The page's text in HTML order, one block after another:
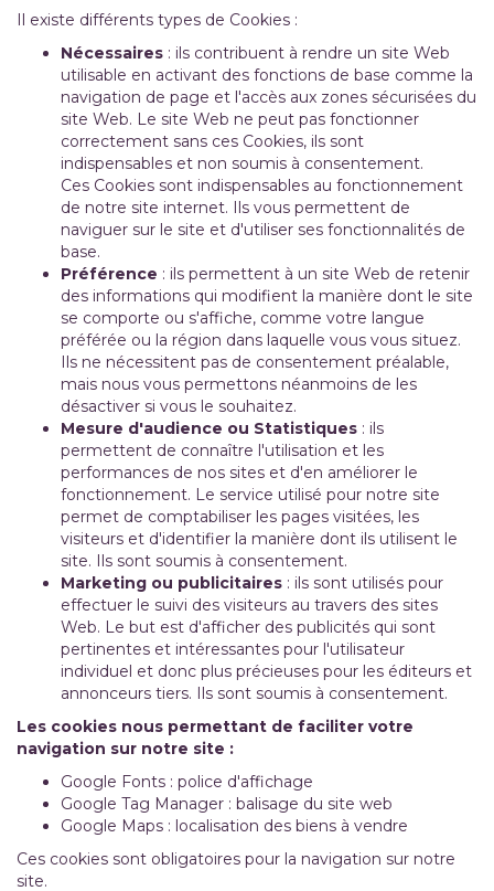
Il existe différents types de Cookies :
Nécessaires : ils contribuent à rendre un site Web
utilisable en activant des fonctions de base comme la
navigation de page et l'accès aux zones sécurisées du
site Web. Le site Web ne peut pas fonctionner
correctement sans ces Cookies, ils sont
indispensables et non soumis à consentement.
Ces Cookies sont indispensables au fonctionnement
de notre site internet. Ils vous permettent de
naviguer sur le site et d'utiliser ses fonctionnalités de
base.
Préférence : ils permettent à un site Web de retenir
des informations qui modifient la manière dont le site
se comporte ou s'affiche, comme votre langue
préférée ou la région dans laquelle vous vous situez.
Ils ne nécessitent pas de consentement préalable,
mais nous vous permettons néanmoins de les
désactiver si vous le souhaitez.
Mesure d'audience ou Statistiques : ils
permettent de connaître l'utilisation et les
performances de nos sites et d'en améliorer le
fonctionnement. Le service utilisé pour notre site
permet de comptabiliser les pages visitées, les
visiteurs et d'identifier la manière dont ils utilisent le
site. Ils sont soumis à consentement.
Marketing ou publicitaires : ils sont utilisés pour
effectuer le suivi des visiteurs au travers des sites
Web. Le but est d'afficher des publicités qui sont
pertinentes et intéressantes pour l'utilisateur
individuel et donc plus précieuses pour les éditeurs et
annonceurs tiers. Ils sont soumis à consentement.
Les cookies nous permettant de faciliter votre
navigation sur notre site :
Google Fonts : police d'affichage
Google Tag Manager : balisage du site web
Google Maps : localisation des biens à vendre
Ces cookies sont obligatoires pour la navigation sur notre
site.